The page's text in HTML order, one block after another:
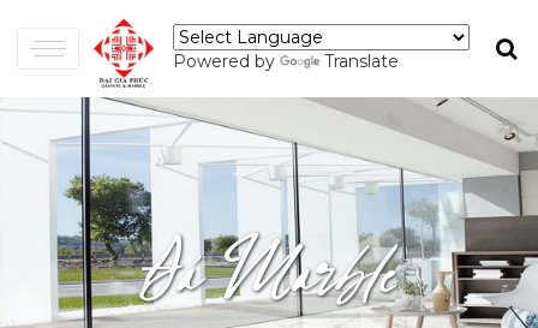
Powered by Translate
Đá Marble